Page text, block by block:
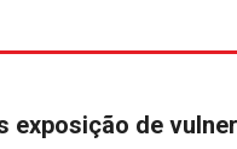
exposição de